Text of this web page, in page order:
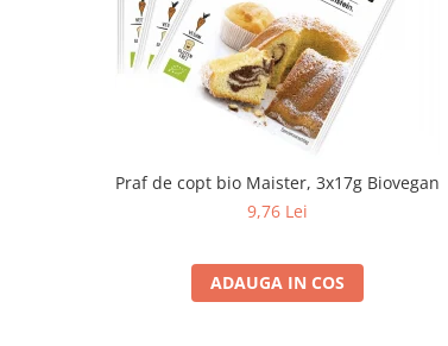
Praf de copt bio Maister, 3x17g Biovegan
9,76 Lei
ADAUGA IN COS